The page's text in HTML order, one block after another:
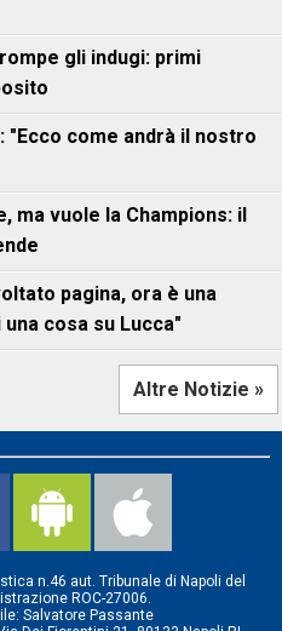
gli indugi: primi
"Ecco come andrà il nostro
ma vuole la Champions: il
pagina, ora è una
cosa su Lucca"
Altre Notizie »
n.46 aut. Tribunale di Napoli del
ROC-27006.
Salvatore Passante